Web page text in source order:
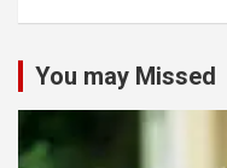
You may Missed